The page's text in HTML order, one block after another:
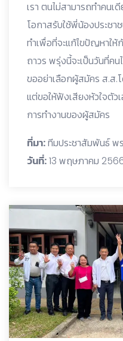
เรา ตนไม่สามารถทำคนเ
โอกาสรับใช้พี่น้องประชา
ทำเพื่อที่จะแก้ไขปัญหาให้
ถาวร พรุ่งนี้จะเป็นวันที่ค
ขออย่าเลือกผู้สมัคร ส.ส.
แต่ขอให้ฟังเสียงหัวใจตัว
การทำงานของผู้สมัคร
ที่มา:ทีมประชาสัมพันธ์ พ
วันที่:13 พฤษภาคม